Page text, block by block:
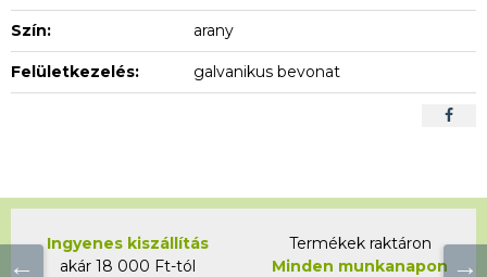
Szín: arany
Felületkezelés: galvanikus bevonat
Ingyenes kiszállítás
akár 18 000 Ft-tól
Termékek raktáron
Minden munkanapon